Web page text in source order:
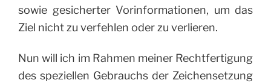
sowie gesicherter Vorinformationen, um das
Ziel nicht zu verfehlen oder zu verlieren.
Nun will ich im Rahmen meiner Rechtfertigung
des speziellen Gebrauchs der Zeichensetzung